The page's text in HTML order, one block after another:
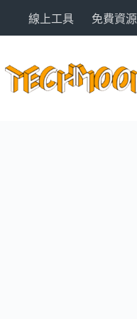
內
線上工具 免費資源